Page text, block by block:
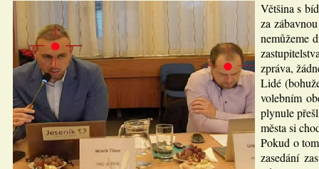
Většina s
za
nemůžeme
zpráva,
Lidé
volebním
plynule
města si
Pokud o
zasedání